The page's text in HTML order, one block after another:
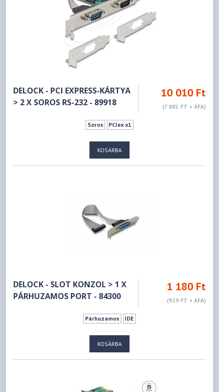
DELOCK - PCI EXPRESS-KÁRTYA
> 2 X SOROS RS-232 - 89918
10 010 Ft
(7 881 FT + ÁFA)
Soros PCIex x1
KOSÁRBA
DELOCK - SLOT KONZOL > 1 X
PÁRHUZAMOS PORT - 84300
1 180 Ft
(929 FT + ÁFA)
Párhuzamos IDE
KOSÁRBA